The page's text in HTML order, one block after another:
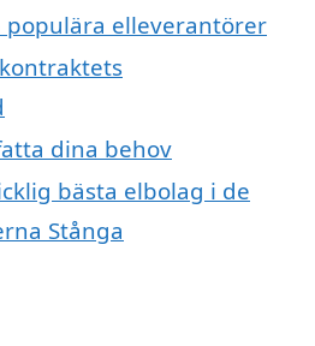
populära elleverantörer
dina behov
bästa elbolag i de
Stånga